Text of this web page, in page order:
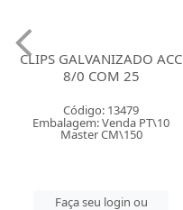
CLIPS GALVANIZADO ACC
8/0 COM 25
Código: 13479
Embalagem: Venda PT\10
Master CM\150
Faça seu login ou